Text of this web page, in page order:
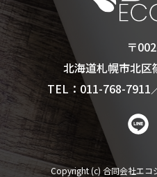
〒
北海道札幌市北区
TEL：011-768-7911
Copyright (c) 合同会社エコ